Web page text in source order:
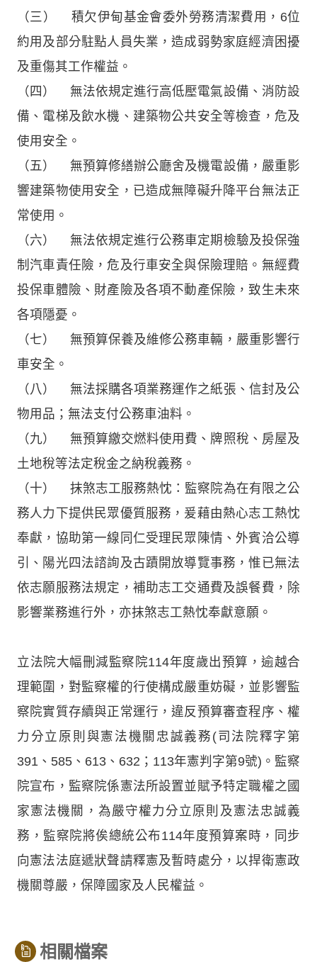
（三） 積欠伊甸基金會委外勞務清潔費用，6位
約用及部分駐點人員失業，造成弱勢家庭經濟困擾
及重傷其工作權益。
（四） 無法依規定進行高低壓電氣設備、消防設
備、電梯及飲水機、建築物公共安全等檢查，危及
使用安全。
（五） 無預算修繕辦公廳舍及機電設備，嚴重影
響建築物使用安全，已造成無障礙升降平台無法正
常使用。
（六） 無法依規定進行公務車定期檢驗及投保強
制汽車責任險，危及行車安全與保險理賠。無經費
投保車體險、財產險及各項不動產保險，致生未來
各項隱憂。
（七） 無預算保養及維修公務車輛，嚴重影響行
車安全。
（八） 無法採購各項業務運作之紙張、信封及公
物用品；無法支付公務車油料。
（九） 無預算繳交燃料使用費、牌照稅、房屋及
土地稅等法定稅金之納稅義務。
（十） 抹煞志工服務熱忱：監察院為在有限之公
務人力下提供民眾優質服務，爰藉由熱心志工熱忱
奉獻，協助第一線同仁受理民眾陳情、外賓洽公導
引、陽光四法諮詢及古蹟開放導覽事務，惟已無法
依志願服務法規定，補助志工交通費及誤餐費，除
影響業務進行外，亦抹煞志工熱忱奉獻意願。
立法院大幅刪減監察院114年度歲出預算，逾越合
理範圍，對監察權的行使構成嚴重妨礙，並影響監
察院實質存續與正常運行，違反預算審查程序、權
力分立原則與憲法機關忠誠義務(司法院釋字第
391、585、613、632；113年憲判字第9號)。監察
院宣布，監察院係憲法所設置並賦予特定職權之國
家憲法機關，為嚴守權力分立原則及憲法忠誠義
務，監察院將俟總統公布114年度預算案時，同步
向憲法法庭遞狀聲請釋憲及暫時處分，以捍衛憲政
機關尊嚴，保障國家及人民權益。
相關檔案